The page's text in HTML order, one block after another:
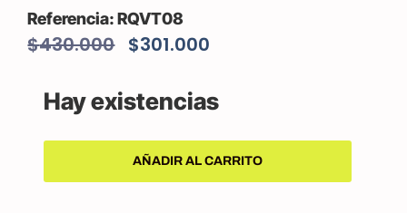
RQVT08
$430.000 $301.000
Hay existencias
AÑADIR AL CARRITO